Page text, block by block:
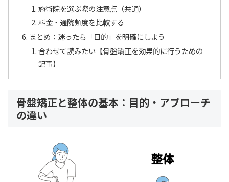
施術院を選ぶ際の注意点（共通）
料金・通院頻度を比較する
まとめ：迷ったら「目的」を明確にしよう
合わせて読みたい【骨盤矯正を効果的に行うための
記事】
骨盤矯正と整体の基本：目的・アプローチ
の違い